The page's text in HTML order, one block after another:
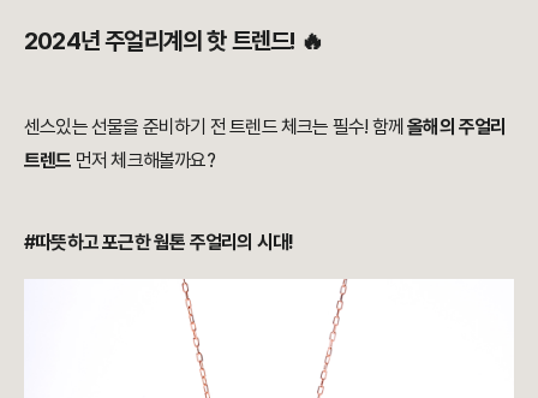
2024년 주얼리계의 핫 트렌드! 🔥
센스있는 선물을 준비하기 전 트렌드 체크는 필수! 함께올해의 주얼리
트렌드 먼저 체크해볼까요?
#따뜻하고 포근한 웜톤 주얼리의 시대!